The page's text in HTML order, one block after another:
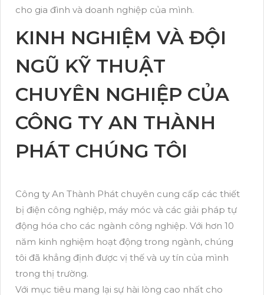
cho gia đình và doanh nghiệp của mình.
KINH NGHIỆM VÀ ĐỘI
NGŨ KỸ THUẬT
CHUYÊN NGHIỆP CỦA
CÔNG TY AN THÀNH
PHÁT CHÚNG TÔI
Công ty An Thành Phát chuyên cung cấp các thiết
bị điện công nghiệp, máy móc và các giải pháp tự
động hóa cho các ngành công nghiệp. Với hơn 10
năm kinh nghiệm hoạt động trong ngành, chúng
tôi đã khẳng định được vị thế và uy tín của mình
trong thị trường.
Với mục tiêu mang lại sự hài lòng cao nhất cho